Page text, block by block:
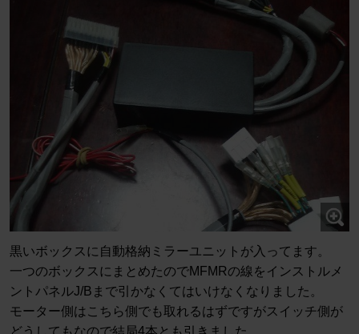
黒いボックスに自動格納ミラーユニットが入ってます。
一つのボックスにまとめたのでMFMRの線をインストルメ
ントパネルJ/Bまで引かなくてはいけなくなりました。
モーター側はこちら側でも取れるはずですがスイッチ側が